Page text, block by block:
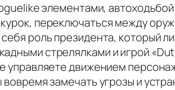
элементами,
переключаться между
роль президента, который
стрелялками и игрой
управляете движением
замечать угрозы и